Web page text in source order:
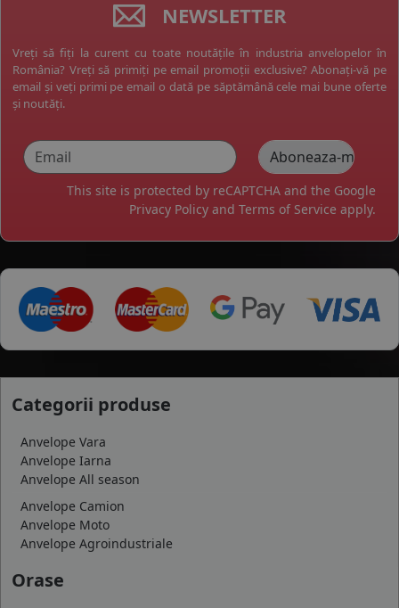
NEWSLETTER
Vreți să fiți la curent cu toate noutățile în industria anvelopelor în
România? Vreți să primiți pe email promoții exclusive? Abonați-vă pe
email și veți primi pe email o dată pe săptămână cele mai bune oferte
și noutăți.
This site is protected by reCAPTCHA and the Google
Privacy Policy and Terms of Service apply.
Categorii produse
Anvelope Vara
Anvelope Iarna
Anvelope All season
Anvelope Camion
Anvelope Moto
Anvelope Agroindustriale
Orase